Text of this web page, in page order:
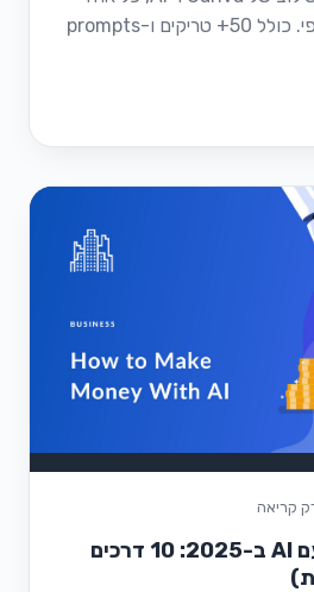
יכול להפוך למעצב גרפי. כולל 50+ טריקים ו-prompts
איך להרוויח כסף עם AI ב-2025: 10 דרכים